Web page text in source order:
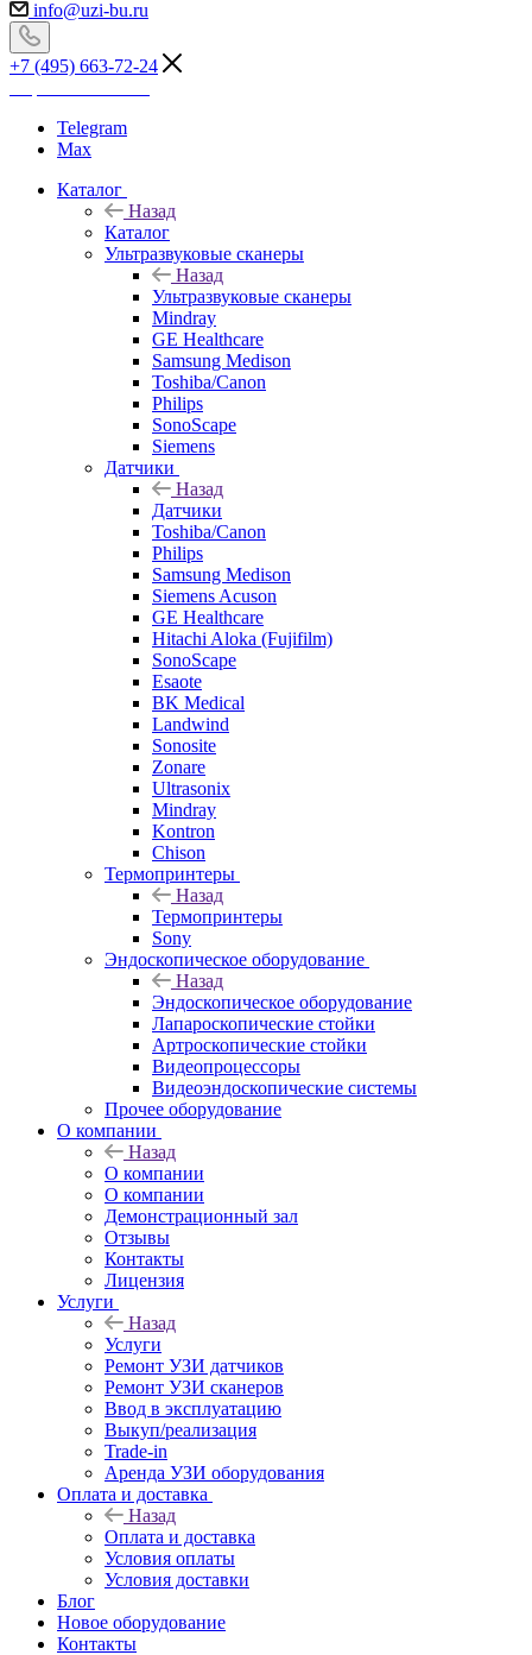
info@uzi-bu.ru
+7 (495) 663-72-24
Telegram
Max
Каталог
Назад
Каталог
Ультразвуковые сканеры
Назад
Ультразвуковые сканеры
Mindray
GE Healthcare
Samsung Medison
Toshiba/Canon
Philips
SonoScape
Siemens
Датчики
Назад
Датчики
Toshiba/Canon
Philips
Samsung Medison
Siemens Acuson
GE Healthcare
Hitachi Aloka (Fujifilm)
SonoScape
Esaote
BK Medical
Landwind
Sonosite
Zonare
Ultrasonix
Mindray
Kontron
Chison
Термопринтеры
Назад
Термопринтеры
Sony
Эндоскопическое оборудование
Назад
Эндоскопическое оборудование
Лапароскопические стойки
Артроскопические стойки
Видеопроцессоры
Видеоэндоскопические системы
Прочее оборудование
О компании
Назад
О компании
О компании
Демонстрационный зал
Отзывы
Контакты
Лицензия
Услуги
Назад
Услуги
Ремонт УЗИ датчиков
Ремонт УЗИ сканеров
Ввод в эксплуатацию
Выкуп/реализация
Trade-in
Аренда УЗИ оборудования
Оплата и доставка
Назад
Оплата и доставка
Условия оплаты
Условия доставки
Блог
Новое оборудование
Контакты